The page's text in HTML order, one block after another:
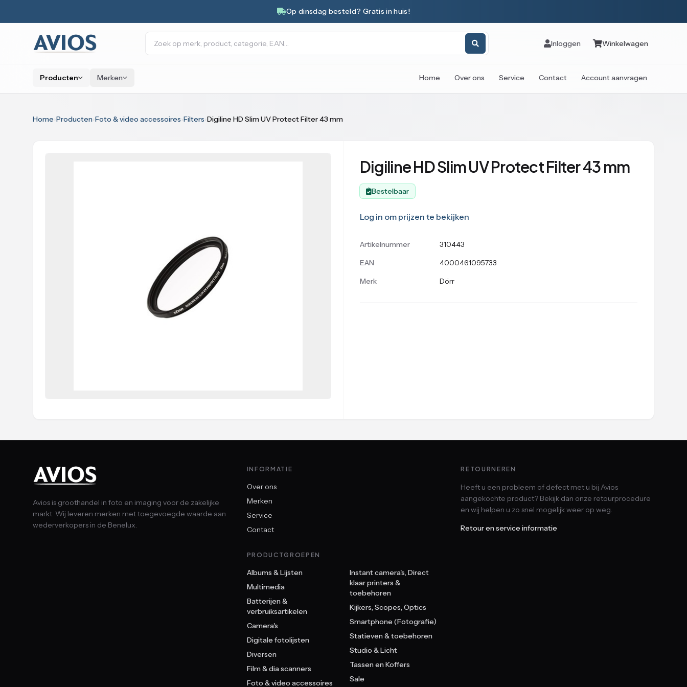
Op dinsdag besteld? Gratis in huis!
Inloggen Winkelwagen
Producten Merken Home Over ons Service Contact Account aanvragen
Home›Producten›Foto & video accessoires›Filters›Digiline HD Slim UV Protect Filter 43 mm
Digiline HD Slim UV Protect Filter 43 mm
Bestelbaar
Log in om prijzen te bekijken
Artikelnummer
310443
EAN
4000461095733
Merk
Dörr
Avios is groothandel in foto en imaging voor de zakelijke
markt. Wij leveren merken met toegevoegde waarde aan
wederverkopers in de Benelux.
INFORMATIE
Over ons
Merken
Service
Contact
PRODUCTGROEPEN
Albums & Lijsten
Multimedia
Batterijen &
verbruiksartikelen
Camera's
Digitale fotolijsten
Diversen
Film & dia scanners
Foto & video accessoires
Instant camera's, Direct
klaar printers &
toebehoren
Kijkers, Scopes, Optics
Smartphone (Fotografie)
Statieven & toebehoren
Studio & Licht
Tassen en Koffers
Sale
RETOURNEREN
Heeft u een probleem of defect met u bij Avios
aangekochte product? Bekijk dan onze retourprocedure
en wij helpen u zo snel mogelijk weer op weg.
Retour en service informatie